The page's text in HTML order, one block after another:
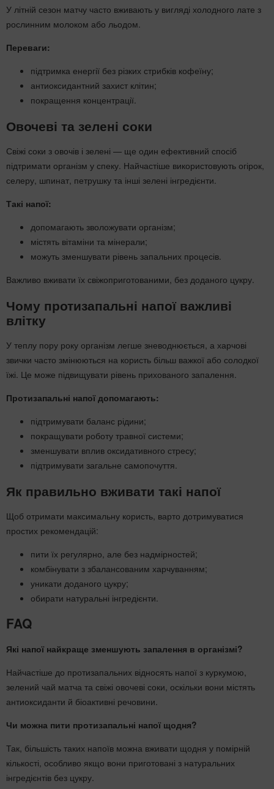
У літній сезон матчу часто вживають у вигляді холодного лате з
рослинним молоком або льодом.
Переваги:
підтримка енергії без різких стрибків кофеїну;
антиоксидантний захист клітин;
покращення концентрації.
Овочеві та зелені соки
Свіжі соки з овочів і зелені — ще один ефективний спосіб
підтримати організм у спеку. Найчастіше використовують огірок,
селеру, шпинат, петрушку та інші зелені інгредієнти.
Такі напої:
допомагають зволожувати організм;
містять вітаміни та мінерали;
можуть зменшувати рівень запальних процесів.
Важливо вживати їх свіжоприготованими, без доданого цукру.
Чому протизапальні напої важливі
влітку
У теплу пору року організм легше зневоднюється, а харчові
звички часто змінюються на користь більш важкої або солодкої
їжі. Це може підвищувати рівень прихованого запалення.
Протизапальні напої допомагають:
підтримувати баланс рідини;
покращувати роботу травної системи;
зменшувати вплив оксидативного стресу;
підтримувати загальне самопочуття.
Як правильно вживати такі напої
Щоб отримати максимальну користь, варто дотримуватися
простих рекомендацій:
пити їх регулярно, але без надмірностей;
комбінувати з збалансованим харчуванням;
уникати доданого цукру;
обирати натуральні інгредієнти.
FAQ
Які напої найкраще зменшують запалення в організмі?
Найчастіше до протизапальних відносять напої з куркумою,
зелений чай матча та свіжі овочеві соки, оскільки вони містять
антиоксиданти й біоактивні речовини.
Чи можна пити протизапальні напої щодня?
Так, більшість таких напоїв можна вживати щодня у помірній
кількості, особливо якщо вони приготовані з натуральних
інгредієнтів без цукру.